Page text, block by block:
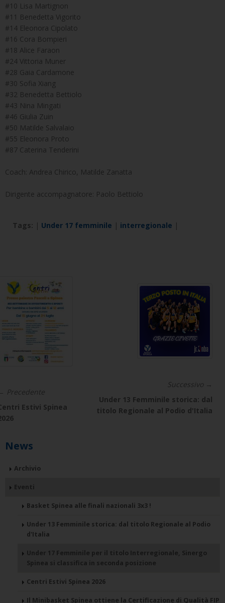
#10 Lisa Martignon
#11 Benedetta Vigorito
#14 Eleonora Cipolato
#16 Cora Bompieri
#18 Alice Faraon
#24 Vittoria Muner
#28 Gaia Cardamone
#30 Sofia Xiang
#32 Benedetta Bettiolo
#43 Nina Mingati
#46 Giulia Zuin
#50 Matilde Salvalaio
#55 Eleonora Proto
#87 Caterina Tenderini
Coach: Andrea Chirico, Matilde Zanatta
Dirigente accompagnatore: Paolo Bettiolo
Tags: | Under 17 femminile | interregionale |
Precedente
Estivi Spinea
Successivo →
Under 13 Femminile storica: dal
titolo Regionale al Podio d'Italia
News
Archivio
Eventi
Basket Spinea alle finali nazionali 3x3 !
Under 13 Femminile storica: dal titolo Regionale al Podio
d'Italia
Under 17 Femminile per il titolo Interregionale, Sinergo
Spinea si classifica in seconda posizione
Centri Estivi Spinea 2026
Il Minibasket Spinea ottiene la Certificazione di Qualità FIP